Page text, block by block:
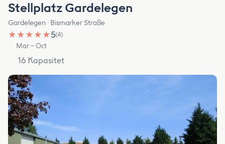
Stellplatz Gardelegen
Gardelegen · Bismarker Straße
★ ★ ★ ★ ★5(4)
Mar – Oct
16 Kapasitet